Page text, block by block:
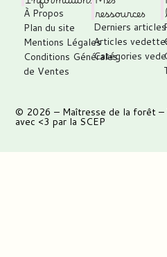
À Propos
Plan du site
Mentions Légales
Conditions Générales
de Ventes
ressources
Derniers articles
Articles
Catégories
© 2026 – Maîtresse de la forêt –
avec <3 par la SCEP